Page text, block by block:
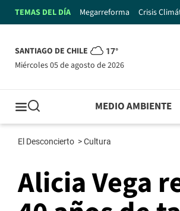
TEMAS DEL DÍA Megarreforma Crisis
SANTIAGO DE CHILE 17°
miércoles 05 de agosto de 2026
MEDIO AMBIENTE
El Desconcierto >Cultura
Alicia Vega